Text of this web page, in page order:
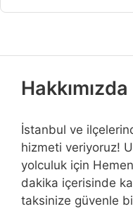
Hakkımızda
İstanbul ve
hizmeti veriyoruz!
yolculuk için
dakika içerisinde
taksinize güvenle